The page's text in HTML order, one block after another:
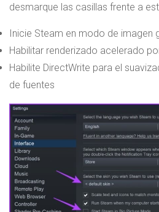
desmarque las casillas frente a
Inicie Steam en modo de imagen
Habilitar renderizado acelerado
Habilite DirectWrite para el
de fuentes